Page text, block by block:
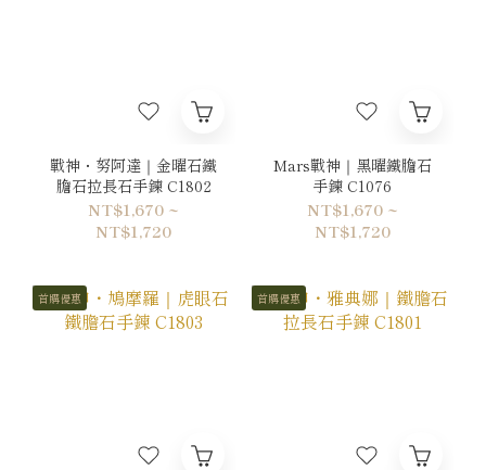
戰神・努阿達｜金曜石鐵
膽石拉長石手鍊 C1802
NT$1,670 ~
NT$1,720
Mars戰神｜黑曜鐵膽石
手鍊 C1076
NT$1,670 ~
NT$1,720
首購優惠 首購優惠